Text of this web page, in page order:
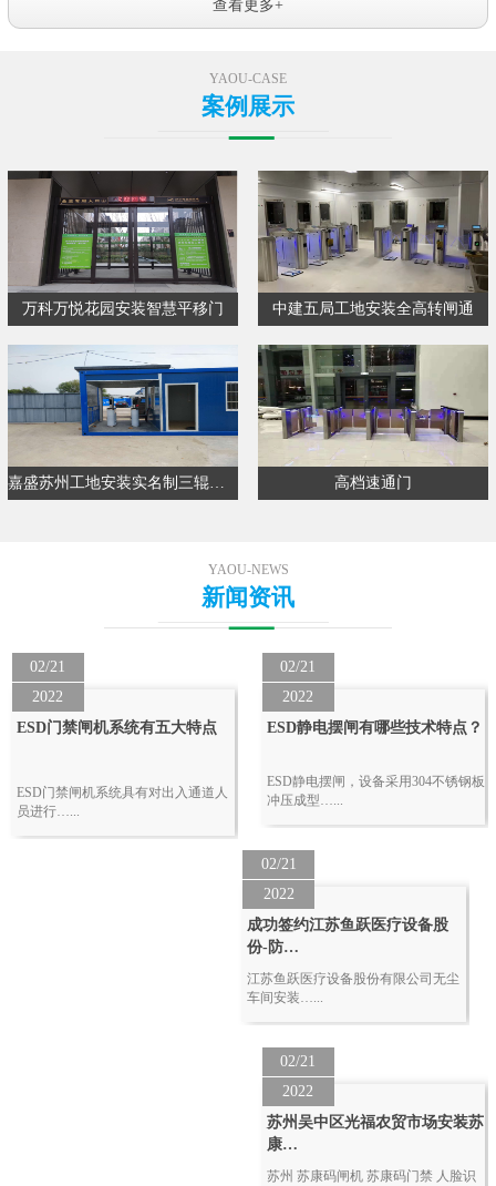
查看更多+
YAOU-CASE
案例展示
万科万悦花园安装智慧平移门 中建五局工地安装全高转闸通
嘉盛苏州工地安装实名制三辊闸通… 高档速通门
YAOU-NEWS
新闻资讯
02/21
2022
ESD门禁闸机系统有五大特点
ESD门禁闸机系统具有对出入通道人
员进行…...
02/21
2022
ESD静电摆闸有哪些技术特点？
ESD静电摆闸，设备采用304不锈钢板
冲压成型…...
02/21
2022
成功签约江苏鱼跃医疗设备股
份-防…
江苏鱼跃医疗设备股份有限公司无尘
车间安装…...
02/21
2022
苏州吴中区光福农贸市场安装苏
康…
苏州 苏康码闸机 苏康码门禁 人脸识